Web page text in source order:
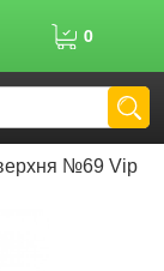
0
№69 Vip